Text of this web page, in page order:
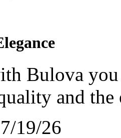
Bulova
and
19/26